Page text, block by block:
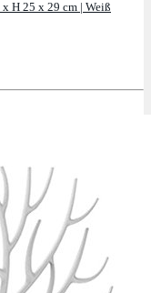
H 25 x 29 cm | Weiß